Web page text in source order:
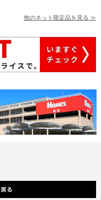
他のネット限定品を見る ≫